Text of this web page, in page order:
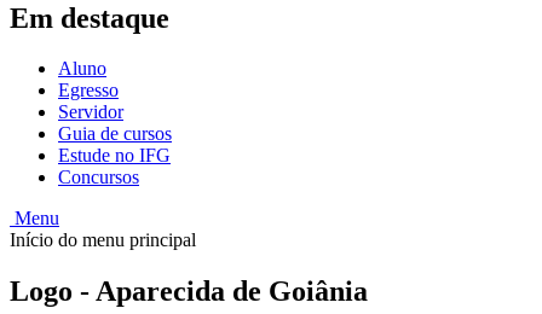
Em destaque
Aluno
Egresso
Servidor
Guia de cursos
Estude no IFG
Concursos
Menu
Início do menu principal
Logo - Aparecida de Goiânia